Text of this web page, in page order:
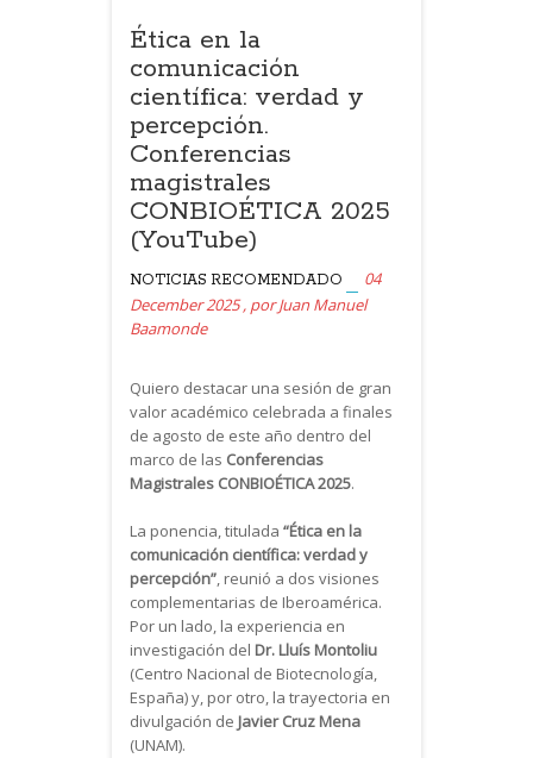
Ética en la
comunicación
científica: verdad y
percepción.
Conferencias
magistrales
CONBIOÉTICA 2025
(YouTube)
NOTICIAS RECOMENDADO
04
December 2025 , porJuan Manuel
Baamonde
Quiero destacar una sesión de gran
valor académico celebrada a finales
de agosto de este año dentro del
marco de las Conferencias
Magistrales CONBIOÉTICA 2025.
La ponencia, titulada “Ética en la
comunicación científica: verdad y
percepción”, reunió a dos visiones
complementarias de Iberoamérica.
Por un lado, la experiencia en
investigación del Dr. Lluís Montoliu
(Centro Nacional de Biotecnología,
España) y, por otro, la trayectoria en
divulgación de Javier Cruz Mena
(UNAM).